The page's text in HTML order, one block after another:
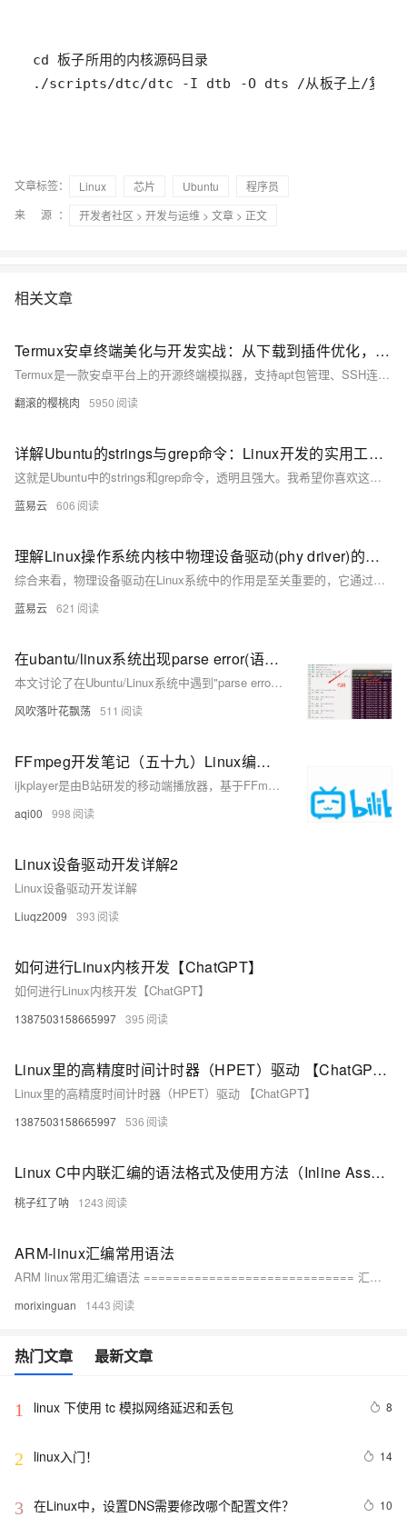
./scripts/dtc/dtc -I dtb -O dts /从板子上/复制
文章标签： Linux 芯片 Ubuntu
程序员
来 源：
开发者社区 > 开发与运维 > 文章 > 正文
相关文章
Termux安卓终端美化与开发实战：从下载到插件优化，小白也能玩转Linux
Termux是一款安卓平台上的开源终端模拟器，支持apt包管理、SSH连接及Python/Node.js/C++开发环境搭建，被誉为“手机上的Linux系统”。其特点包括零ROOT权限、跨平台开发和强大扩展性。本文详细介绍其安装准备、基础与高级环境配置、必备插件推荐、常见问题解决方法以及延伸学习资源，帮助用户充分利用Termux进行开发与学习。适用于Android 7+设备，原创内容转载请注明来源。
翻滚的樱桃肉 5950
详解Ubuntu的strings与grep命令：Linux开发的实用工具。
这就是Ubuntu中的strings和grep命令，透明且强大。我希望你喜欢这个神奇的世界，并能在你的Linux开发旅程上，通过它们找到你的方向。记住，你的电脑是你的舞台，在上面你可以做任何你想做的事，只要你敢于尝试。
蓝易云 606
理解Linux操作系统内核中物理设备驱动(phy driver)的功能。
综合来看，物理设备驱动在Linux系统中的作用是至关重要的，它通过与硬件设备的紧密配合，为上层应用提供稳定可靠的通信基础设施。开发一款优秀的物理设备驱动需要开发者具备深厚的硬件知识、熟练的编程技能以及对Linux内核架构的深入理解，以确保驱动程序能在不同的硬件平台和网络条件下都能提供最优的性能。
蓝易云 621
在ubantu/linux系统出现parse error(语法错误)
本文讨论了在Ubuntu/Linux系统中遇到"parse error"（语法错误）的问题，并提供了将非声明语句移动到所有声明语句下方以解决该问题的解决方案。
风吹落叶花飘荡 511
FFmpeg开发笔记（五十九）Linux编译ijkplayer的Android平台so库
ijkplayer是由B站研发的移动端播放器，基于FFmpeg 3.4，支持Android和iOS。其源码托管于GitHub，截至2024年9月15日，获得了3.24万星标和0.81万分支，尽管已停止更新6年。本文档介绍了如何在Linux环境下编译ijkplayer的so库，以便在较新的开发环境中使用。首先需安装编译工具并调整/tmp分区大小，接着下载并安装Android SDK和NDK，最后下载ijkplayer源码并编译。详细步骤包括环境准备、工具安装及库编译等。更多FFmpeg开发知识可参考相关书籍。
aqi00 998
Linux设备驱动开发详解2
Linux设备驱动开发详解
Liuqz2009 393
如何进行Linux内核开发【ChatGPT】
如何进行Linux内核开发【ChatGPT】
1387503158665997 395
Linux里的高精度时间计时器（HPET）驱动 【ChatGPT】
Linux里的高精度时间计时器（HPET）驱动 【ChatGPT】
1387503158665997 536
Linux C中内联汇编的语法格式及使用方法（Inline Assembly in Linux C）【转】
桃子红了呐 1243
ARM-linux汇编常用语法
ARM linux常用汇编语法 ============================= 汇编语言每行的语法： lable: instruction ; comment 段操作： .section 格式： .section 段名 [标志］ ［标志］可以是如下： a 允许段 w 可写段 x 可执行段 常见段名： data, bss, text, rodata段，我们也可以定义我们自己的段。
morixinguan 1443
热门文章 最新文章
1 linux 下使用 tc 模拟网络延迟和丢包 8
2 linux入门！ 14
3 在Linux中，设置DNS需要修改哪个配置文件？ 10